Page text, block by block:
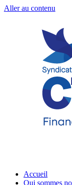
Aller au contenu
Accueil
Qui sommes